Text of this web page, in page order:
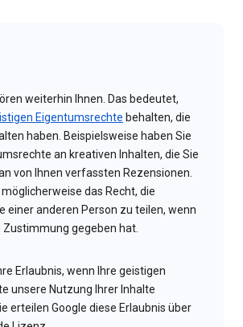
weiterhin Ihnen. Das bedeutet,
Eigentumsrechte behalten, die
haben. Beispielsweise haben Sie
an kreativen Inhalten, die Sie
von Ihnen verfassten Rezensionen.
das Recht, die
einer anderen Person zu teilen, wenn
Zustimmung gegeben hat.
Erlaubnis, wenn Ihre geistigen
unsere Nutzung Ihrer Inhalte
erteilen Google diese Erlaubnis über